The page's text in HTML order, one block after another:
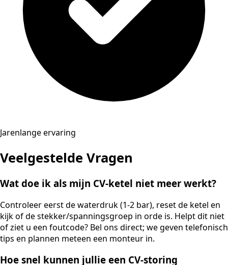
Jarenlange ervaring
Veelgestelde Vragen
Wat doe ik als mijn CV-ketel niet meer werkt?
Controleer eerst de waterdruk (1-2 bar), reset de ketel en
kijk of de stekker/spanningsgroep in orde is. Helpt dit niet
of ziet u een foutcode? Bel ons direct; we geven telefonisch
tips en plannen meteen een monteur in.
Hoe snel kunnen jullie een CV-storing